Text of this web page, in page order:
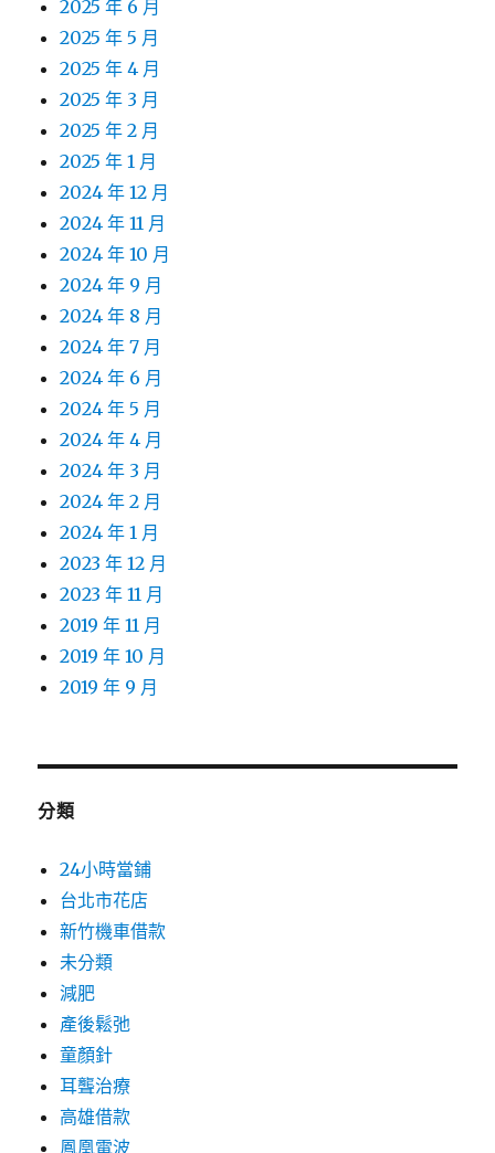
2025 年 6 月
2025 年 5 月
2025 年 4 月
2025 年 3 月
2025 年 2 月
2025 年 1 月
2024 年 12 月
2024 年 11 月
2024 年 10 月
2024 年 9 月
2024 年 8 月
2024 年 7 月
2024 年 6 月
2024 年 5 月
2024 年 4 月
2024 年 3 月
2024 年 2 月
2024 年 1 月
2023 年 12 月
2023 年 11 月
2019 年 11 月
2019 年 10 月
2019 年 9 月
分類
24小時當鋪
台北市花店
新竹機車借款
未分類
減肥
產後鬆弛
童顏針
耳聾治療
高雄借款
鳳凰電波